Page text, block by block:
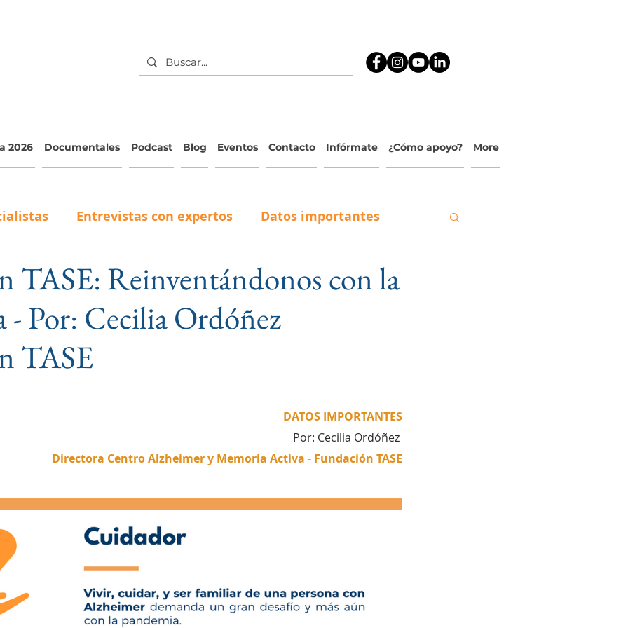
2026 Documentales Podcast Blog Eventos Contacto Infórmate ¿Cómo apoyo? More
Entrevistas con expertos Datos importantes
La voz del adulto mayor Testimonios de Cuidado
tu Memoria
TASE: Reinventándonos con la
- Por: Cecilia Ordóñez
TASE
DATOS IMPORTANTES
Por: Cecilia Ordóñez
Directora Centro Alzheimer y Memoria Activa - Fundación TASE